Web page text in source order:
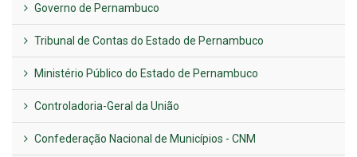
Governo de Pernambuco
Tribunal de Contas do Estado de Pernambuco
Ministério Público do Estado de Pernambuco
Controladoria-Geral da União
Confederação Nacional de Municípios - CNM